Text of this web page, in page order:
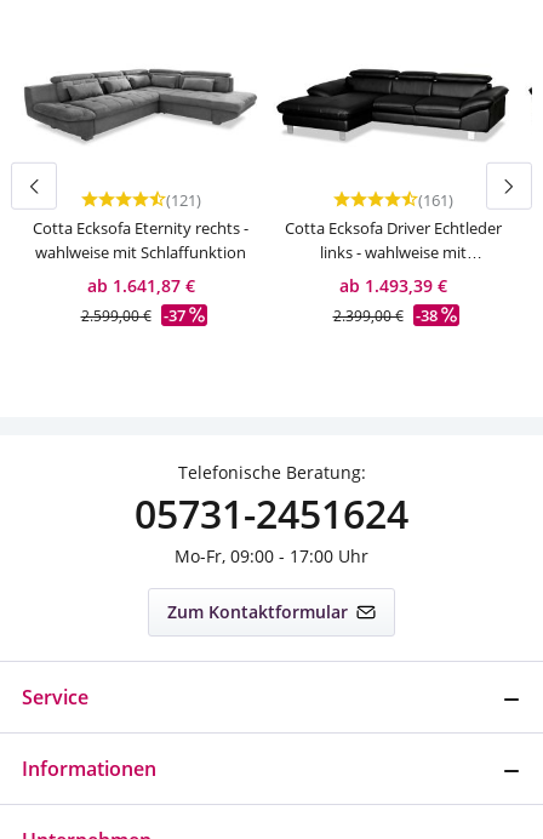
Durchschnittliche Bewertung von 4.75 von 5 Sternen
(121)
Cotta Ecksofa Eternity rechts -
wahlweise mit Schlaffunktion
ab 1.641,87 €
2.599,00 € -37
Durchschnittliche
(161)
Cotta Ecksofa Driver Echtleder
links - wahlweise mit
Schlaffunktion
ab 1.493,39 €
2.399,00 € -38
Telefonische Beratung:
05731-2451624
Mo-Fr, 09:00 - 17:00 Uhr
Zum Kontaktformular
Service
Informationen